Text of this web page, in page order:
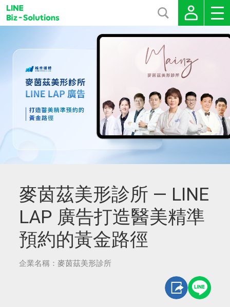
麥茵茲美形診所 — LINE
LAP 廣告打造醫美精準
預約的黃金路徑
企業名稱：麥茵茲美形診所